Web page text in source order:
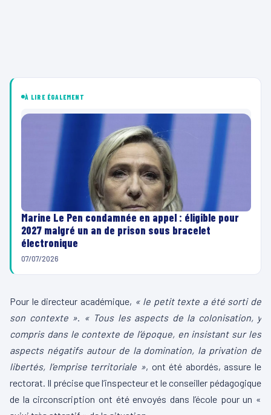
À LIRE ÉGALEMENT
Marine Le Pen condamnée en appel : éligible pour
2027 malgré un an de prison sous bracelet
électronique
07/07/2026
Pour le directeur académique, « le petit texte a été sorti de
son contexte ». « Tous les aspects de la colonisation, y
compris dans le contexte de l’époque, en insistant sur les
aspects négatifs autour de la domination, la privation de
libertés, l’emprise territoriale », ont été abordés, assure le
rectorat. Il précise que l’inspecteur et le conseiller pédagogique
de la circonscription ont été envoyés dans l’école pour un «